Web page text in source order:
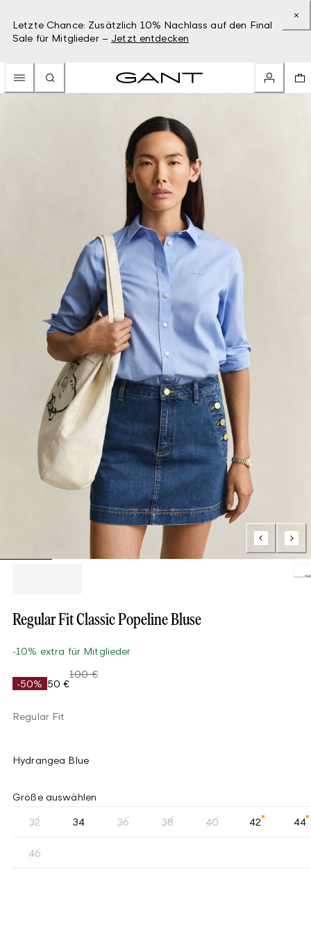
Letzte Chance: Zusätzlich 10% Nachlass auf den Final
Sale für Mitglieder – Jetzt entdecken
Regular Fit Classic Popeline Bluse
-10% extra für Mitglieder
-50% 50 €
100 €
Regular Fit
Hydrangea Blue
Größe auswählen
32 34 36 38 40 42 44
46